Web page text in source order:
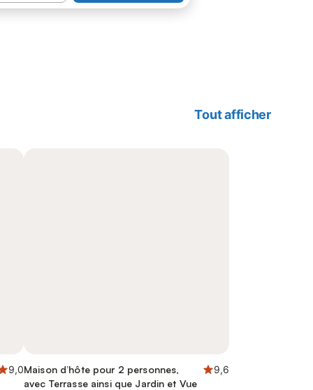
Tout afficher
9,0Maison d’hôte pour 2 personnes,
avec Terrasse ainsi que Jardin et Vue
9,6